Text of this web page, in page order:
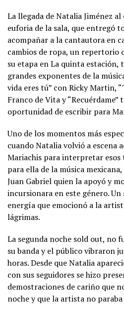
La llegada de Natalia Jiménez
euforia de la sala, que entregó
acompañar a la cantautora en
cambios de ropa, un repertorio
su etapa en La quinta estación,
grandes exponentes de la
vida eres tú” con Ricky Martin,
Franco de Vita y “Recuérdame”
oportunidad de escribir para
Uno de los momentos más
cuando Natalia volvió a escena
Mariachis para interpretar esos
para ella de la música
Juan Gabriel quien la apoyó y
incursionara en este género.
energía que emocionó a la
lágrimas.
La segunda noche sold out, no
su banda y el público vibraron
horas. Desde que Natalia
con sus seguidores se hizo
demostraciones de cariño que
noche y que la artista no paraba